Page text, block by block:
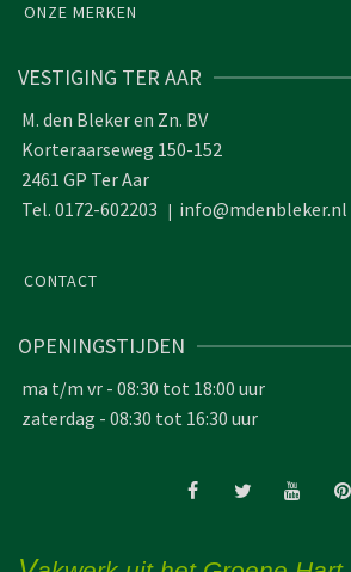
ONZE MERKEN
VESTIGING TER AAR
M. den Bleker en Zn. BV
Korteraarseweg 150-152
2461 GP Ter Aar
Tel. 0172-602203 | info@mdenbleker.nl
CONTACT
OPENINGSTIJDEN
ma t/m vr - 08:30 tot 18:00 uur
zaterdag - 08:30 tot 16:30 uur